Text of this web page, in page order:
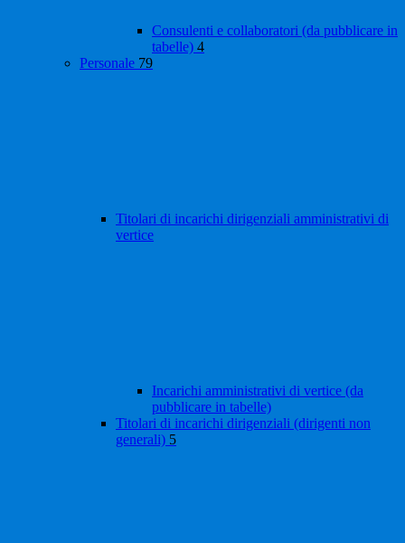
Consulenti e collaboratori (da pubblicare in
tabelle) 4
Personale 79
Titolari di incarichi dirigenziali amministrativi di
vertice
Incarichi amministrativi di vertice (da
pubblicare in tabelle)
Titolari di incarichi dirigenziali (dirigenti non
generali) 5